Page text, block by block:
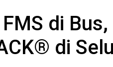
di
di